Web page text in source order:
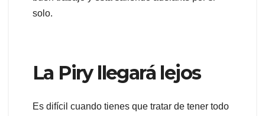
solo.
La Piry llegará lejos
Es difícil cuando tienes que tratar de tener todo